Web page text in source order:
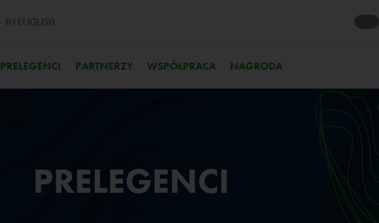
IN ENGLISH
PRELEGENCI PARTNERZY WSPÓŁPRACA NAGRODA
PRELEGENCI